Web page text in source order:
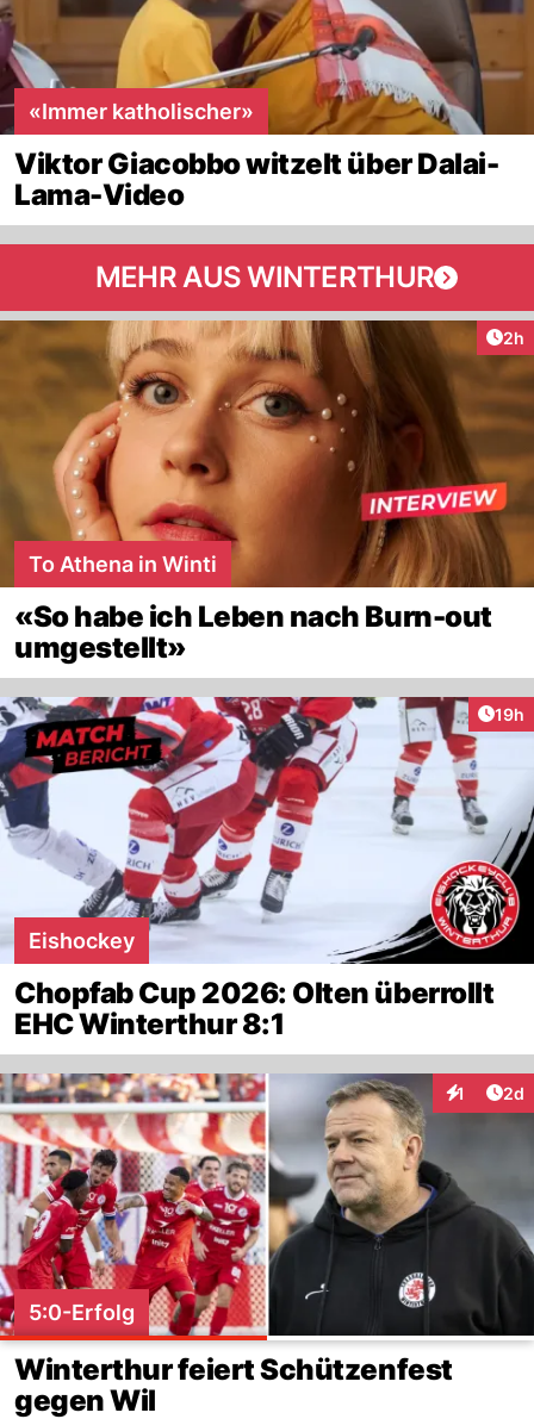
«Immer katholischer»
Viktor Giacobbo witzelt über Dalai-
Lama-Video
MEHR AUS WINTERTHUR
2h
To Athena in Winti
«So habe ich Leben nach Burn-out
umgestellt»
19h
Eishockey
Chopfab Cup 2026: Olten überrollt
EHC Winterthur 8:1
1 2d
5:0-Erfolg
Winterthur feiert Schützenfest
gegen Wil